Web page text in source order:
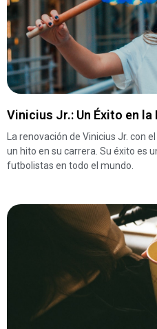
Vinicius Jr.: Un Éxito en
La renovación de Vinicius Jr. con
un hito en su carrera. Su éxito es
futbolistas en todo el mundo.